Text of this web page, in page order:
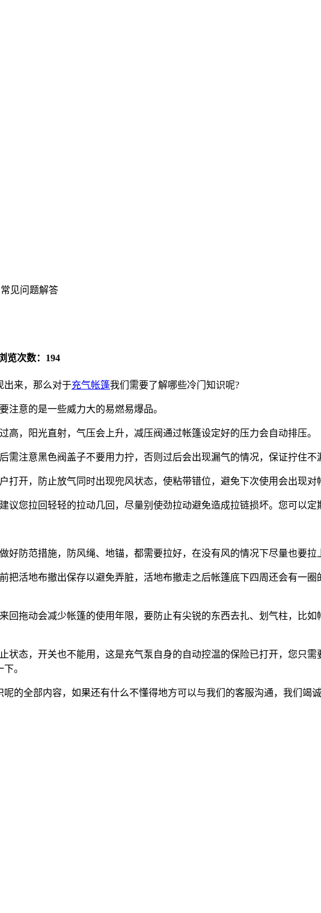
见问题解答
览次数：194
来，那么对于充气帐篷我们需要了解哪些冷门知识呢?
意的是一些威力大的易燃易爆品。
，阳光直射，气压会上升，减压阀通过帐篷设定好的压力会自动排压。
注意黑色阀盖子不要用力拧，否则过后会出现漏气的情况，保证拧住不
开，防止放气同时出现兜风状态，使粘带错位，避免下次使用会出现对
您拉回轻轻的拉动几回，尽量别使劲拉动避免造成拉链损坏。您可以定
范措施，防风绳、地锚，都需要拉好，在没有风的情况下尽量也要拉
活地布撤出保存以避免弄脏，活地布撤走之后帐篷底下四周还会有一圈
拖动会减少帐篷的使用年限，要防止有尖锐的东西去扎、划气柱，比如
态，开关也不能用，这是充气泵自身的自动控温的保险已打开，您只需
。
全部内容，如果还有什么不懂得地方可以与我们的客服沟通，我们竭诚